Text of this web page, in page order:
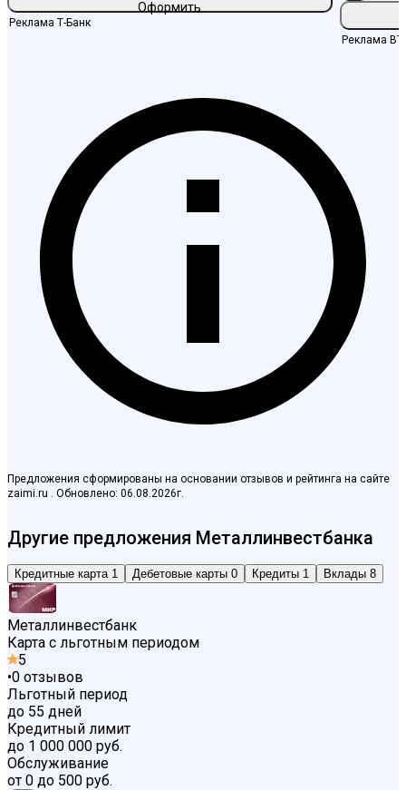
Оформить
Реклама Т-Банк
Реклама
Предложения сформированы на основании отзывов и рейтинга на сайте
zaimi.ru . Обновлено: 06.08.2026г.
Другие предложения Металлинвестбанка
Кредитные карта 1 Дебетовые карты 0 Кредиты 1 Вклады 8
Металлинвестбанк
Карта с льготным периодом
5
•0 отзывов
Льготный период
до 55 дней
Кредитный лимит
до 1 000 000 руб.
Обслуживание
от 0 до 500 руб.